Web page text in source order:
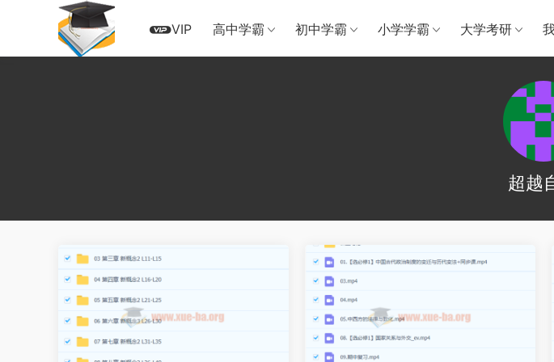
VIP 高中学霸 初中学霸 小学学霸 大学考研
超越